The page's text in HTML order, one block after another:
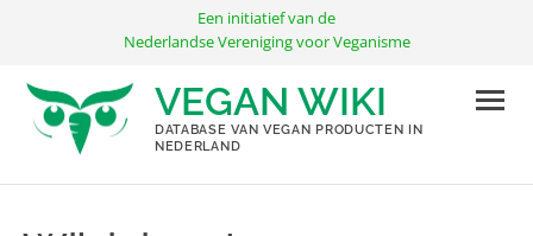
inhoud
Een initiatief van de
Nederlandse Vereniging voor Veganisme
VEGAN WIKI
DATABASE VAN VEGAN PRODUCTEN IN
NEDERLAND